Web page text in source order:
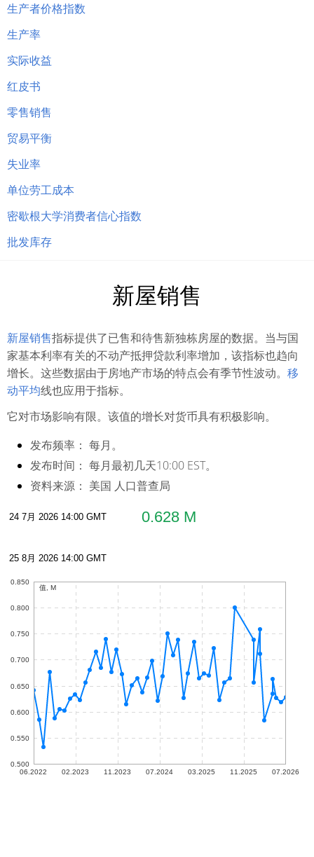
生产者价格指数
生产率
实际收益
红皮书
零售销售
贸易平衡
失业率
单位劳工成本
密歇根大学消费者信心指数
批发库存
新屋销售
新屋销售指标提供了已售和待售新独栋房屋的数据。当与国
家基本利率有关的不动产抵押贷款利率增加，该指标也趋向
增长。这些数据由于房地产市场的特点会有季节性波动。 移
动平均线也应用于指标。
它对市场影响有限。该值的增长对货币具有积极影响。
发布频率： 每月。
发布时间： 每月最初几天10:00 EST。
资料来源： 美国 人口普查局